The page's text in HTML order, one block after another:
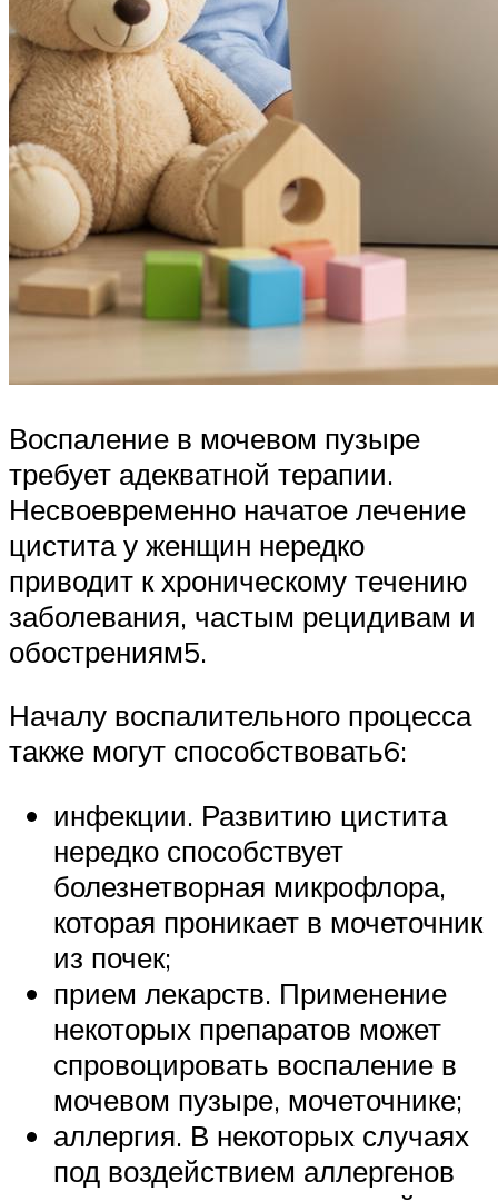
Воспаление в мочевом пузыре
требует адекватной терапии.
Несвоевременно начатое лечение
цистита у женщин нередко
приводит к хроническому течению
заболевания, частым рецидивам и
обострениям5.
Началу воспалительного процесса
также могут способствовать6:
инфекции. Развитию цистита
нередко способствует
болезнетворная микрофлора,
которая проникает в мочеточник
из почек;
прием лекарств. Применение
некоторых препаратов может
спровоцировать воспаление в
мочевом пузыре, мочеточнике;
аллергия. В некоторых случаях
под воздействием аллергенов